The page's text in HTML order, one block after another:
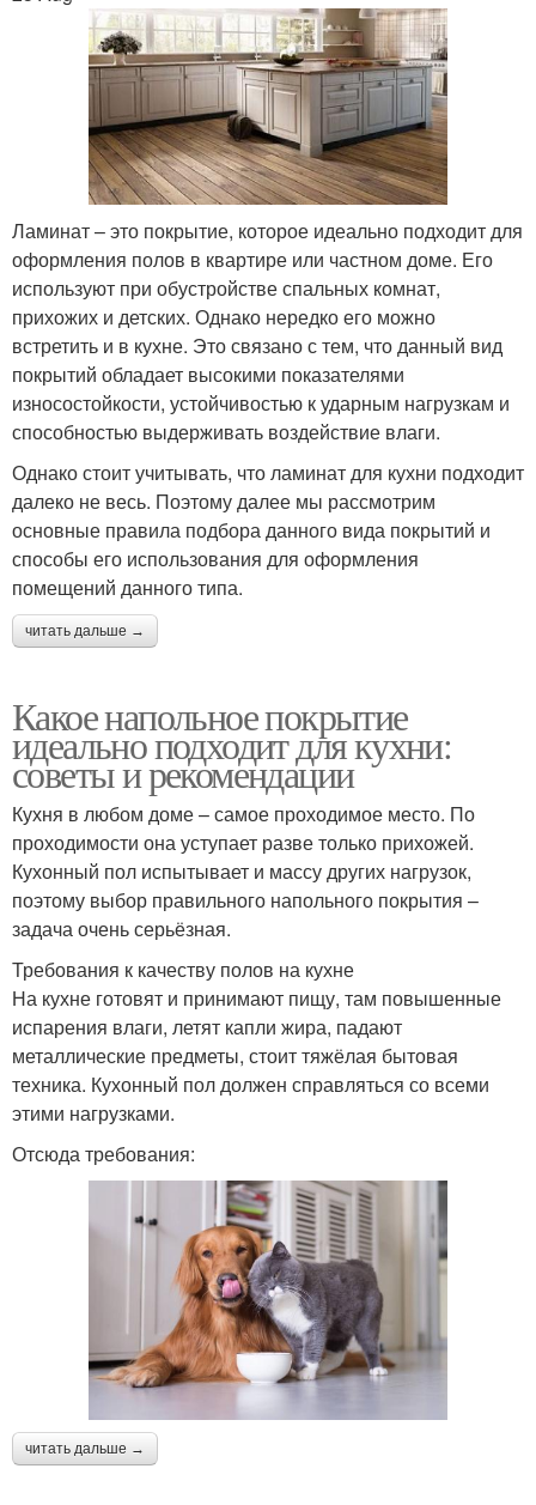
Ламинат – это покрытие, которое идеально подходит для
оформления полов в квартире или частном доме. Его
используют при обустройстве спальных комнат,
прихожих и детских. Однако нередко его можно
встретить и в кухне. Это связано с тем, что данный вид
покрытий обладает высокими показателями
износостойкости, устойчивостью к ударным нагрузкам и
способностью выдерживать воздействие влаги.
Однако стоит учитывать, что ламинат для кухни подходит
далеко не весь. Поэтому далее мы рассмотрим
основные правила подбора данного вида покрытий и
способы его использования для оформления
помещений данного типа.
читать дальше →
Какое напольное покрытие
идеально подходит для кухни:
советы и рекомендации
Кухня в любом доме – самое проходимое место. По
проходимости она уступает разве только прихожей.
Кухонный пол испытывает и массу других нагрузок,
поэтому выбор правильного напольного покрытия –
задача очень серьёзная.
Требования к качеству полов на кухне
На кухне готовят и принимают пищу, там повышенные
испарения влаги, летят капли жира, падают
металлические предметы, стоит тяжёлая бытовая
техника. Кухонный пол должен справляться со всеми
этими нагрузками.
Отсюда требования:
читать дальше →